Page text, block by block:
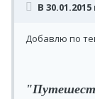
В
Добавлю по